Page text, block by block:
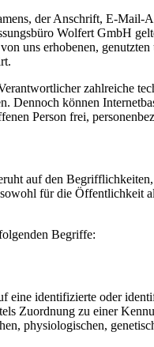
der Anschrift, E-
Wolfert GmbH
uns erhobenen,
zahlreiche
Dennoch können
Person frei,
auf den
für die Öffentlichkeit
Begriffe:
eine identifizierte oder
Zuordnung zu einer
physiologischen,